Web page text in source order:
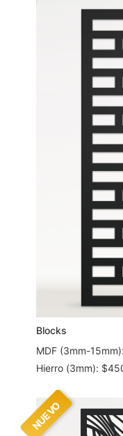
Blocks
MDF (3mm-
Hierro (3mm):
NUEVO